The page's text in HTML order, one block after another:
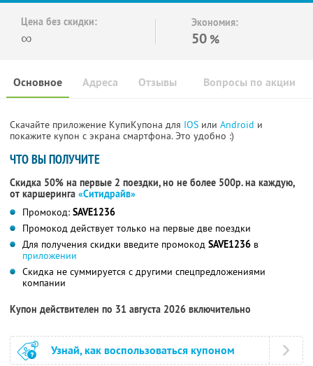
Цена без скидки:
∞
Экономия:
50 %
Основное Отзывы Вопросы по акции
Адреса
Скачайте приложение КупиКупона для IOS или Android и
покажите купон с экрана смартфона. Это удобно :)
ЧТО ВЫ ПОЛУЧИТЕ
Скидка 50% на первые 2 поездки, но не более 500р. на каждую,
от каршеринга «Ситидрайв»
Промокод: SAVE1236
Промокод действует только на первые две поездки
Для получения скидки введите промокод SAVE1236 в
приложении
Скидка не суммируется с другими спецпредложениями
компании
Купон действителен по 31 августа 2026 включительно
Узнай, как воспользоваться купоном